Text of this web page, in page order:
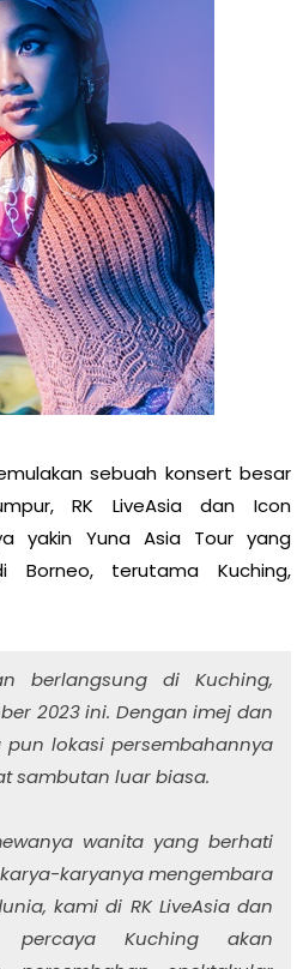
sebuah konsert besar
RK LiveAsia dan Icon
yakin Yuna Asia Tour yang
Borneo, terutama Kuching,
berlangsung di Kuching,
2023 ini. Dengan imej dan
pun lokasi persembahannya
sambutan luar biasa.
wanita yang berhati
karyanya mengembara
kami di RK LiveAsia dan
percaya Kuching akan